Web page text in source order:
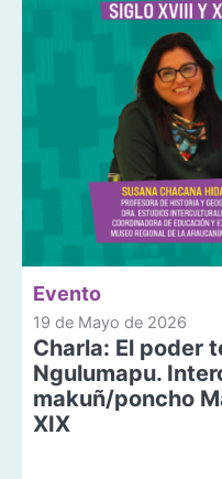
Evento
19 de Mayo de 2026
Charla: El poder
Ngulumapu.
makuñ/poncho
XIX